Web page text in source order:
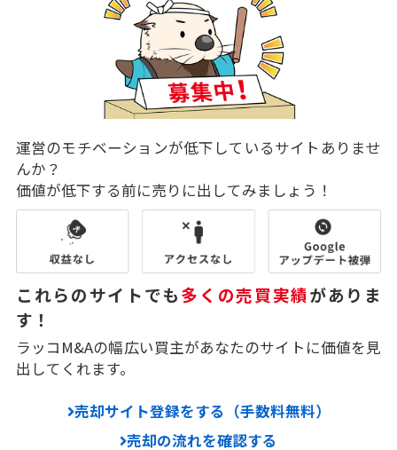
運営のモチベーションが低下しているサイトありませ
んか？
価値が低下する前に売りに出してみましょう！
これらのサイトでも多くの売買実績がありま
す！
ラッコM&Aの幅広い買主があなたのサイトに価値を見
出してくれます。
売却サイト登録をする（手数料無料）
売却の流れを確認する